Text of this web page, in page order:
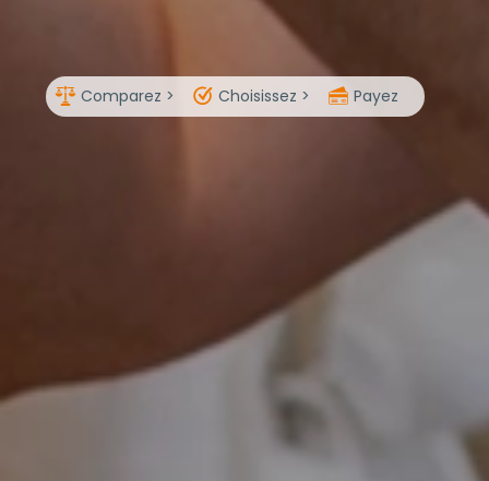
Comparez > Choisissez > Payez